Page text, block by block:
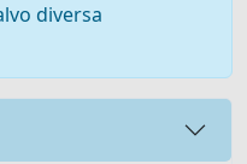
diversa